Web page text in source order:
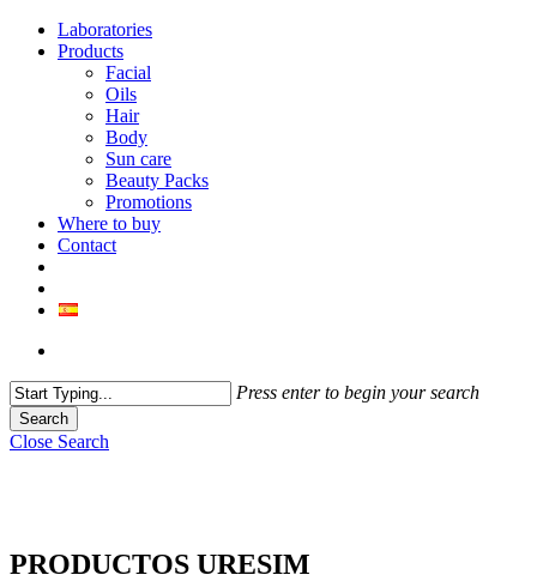
Laboratories
Products
Facial
Oils
Hair
Body
Sun care
Beauty Packs
Promotions
Where to buy
Contact
Press enter to begin your search
Search
Close Search
PRODUCTOS URESIM